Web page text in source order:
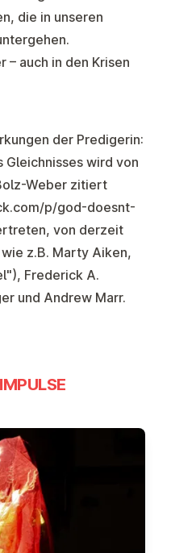
die in unseren
– auch in den Krisen
der Predigerin:
wird von
Weber zitiert
p/god-doesnt-
von derzeit
z.B. Marty Aiken,
Frederick A.
und Andrew Marr.